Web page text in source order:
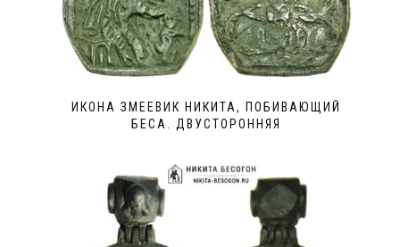
ИКОНА ЗМЕЕВИК НИКИТА, ПОБИВАЮЩИЙ
БЕСА. ДВУСТОРОННЯЯ